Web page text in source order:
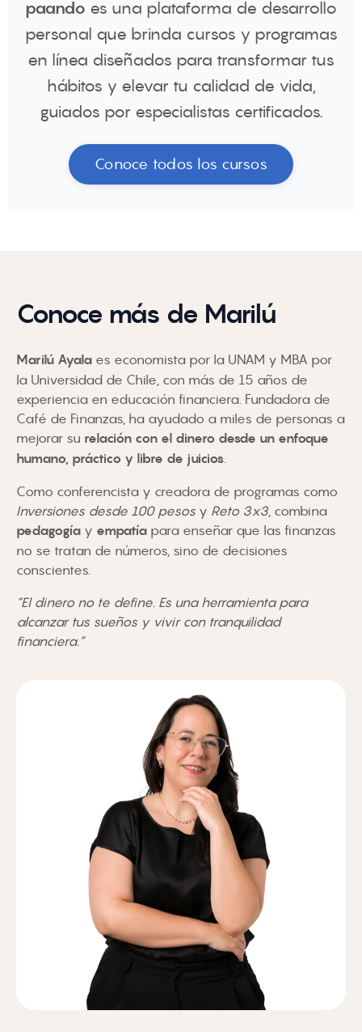
paando es una plataforma de desarrollo
personal que brinda cursos y programas
en línea diseñados para transformar tus
hábitos y elevar tu calidad de vida,
guiados por especialistas certificados.
Conoce todos los cursos
Conoce más de Marilú
Marilú Ayala es economista por la UNAM y MBA por
la Universidad de Chile, con más de 15 años de
experiencia en educación financiera. Fundadora de
Café de Finanzas , ha ayudado a miles de personas a
mejorar su relación con el dinero desde un enfoque
humano, práctico y libre de juicios
Como conferencista y creadora de programas como
Inversiones desde 100 pesos y Reto 3x3 , combina
pedagogía y empatía para enseñar que las finanzas
no se tratan de números, sino de decisiones
conscientes.
“El dinero no te define. Es una herramienta para
alcanzar tus sueños y vivir con tranquilidad
financiera.”